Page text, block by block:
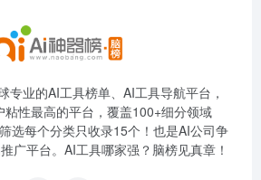
专业的AI工具榜单、AI工具导航平台，
粘性最高的平台，覆盖100+细分领域
选每个分类只收录15个！也是AI公司争
广平台。AI工具哪家强？脑榜见真章！